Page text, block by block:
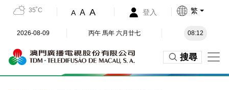
35˚C A A A 登入 繁
2026-08-09 丙午 馬年 六月廿七 08:12
搜尋